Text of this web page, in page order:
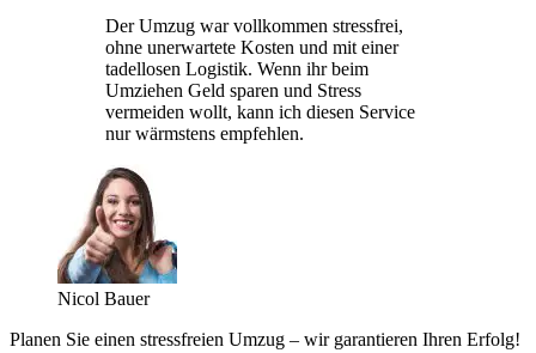
Der Umzug war vollkommen stressfrei,
ohne unerwartete Kosten und mit einer
tadellosen Logistik. Wenn ihr beim
Umziehen Geld sparen und Stress
vermeiden wollt, kann ich diesen Service
nur wärmstens empfehlen.
Nicol Bauer
Planen Sie einen stressfreien Umzug – wir garantieren Ihren Erfolg!